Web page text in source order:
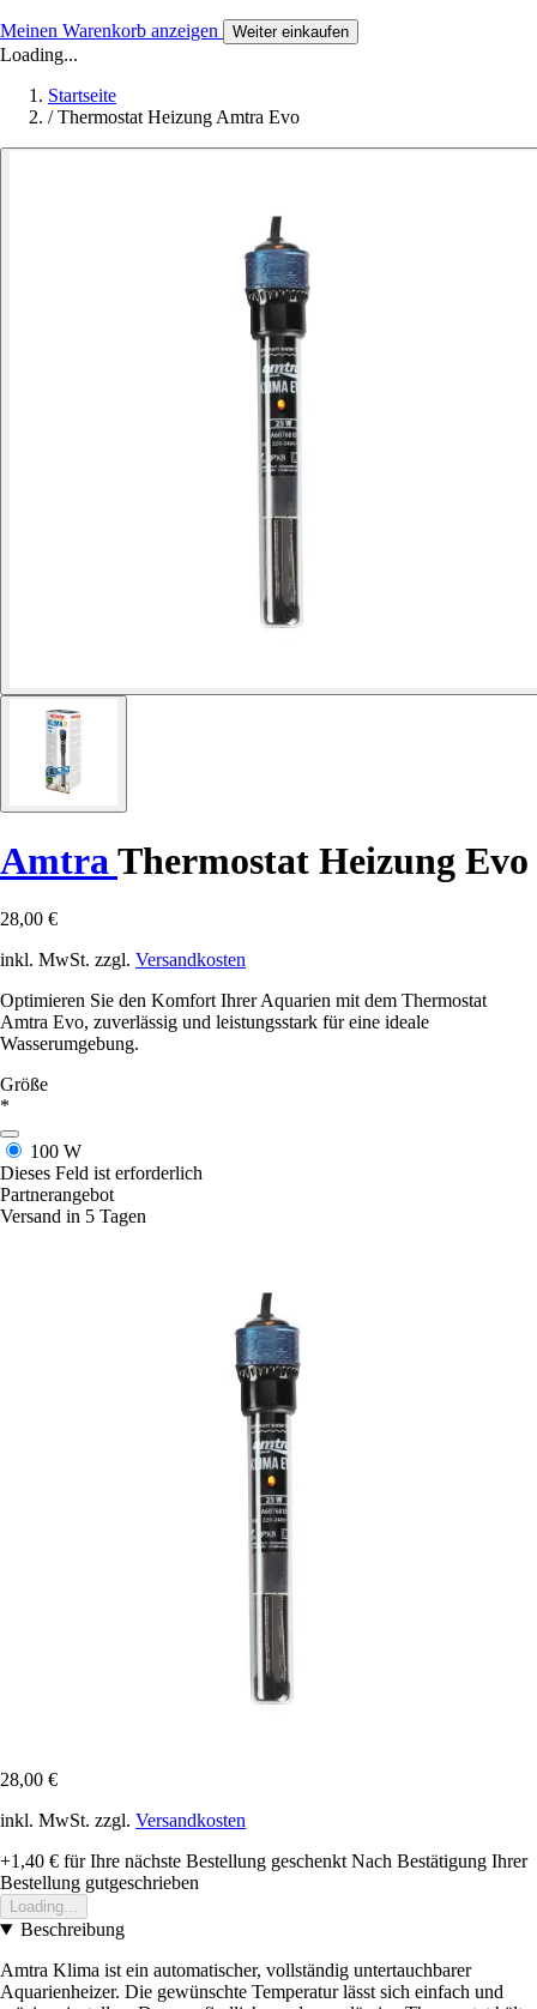
Meinen Warenkorb anzeigen Weiter einkaufen
Loading...
Startseite
/ Thermostat Heizung Amtra Evo
Amtra Thermostat Heizung Evo
28,00 €
inkl. MwSt. zzgl. Versandkosten
Optimieren Sie den Komfort Ihrer Aquarien mit dem Thermostat
Amtra Evo, zuverlässig und leistungsstark für eine ideale
Wasserumgebung.
Größe
*
100 W
Dieses Feld ist erforderlich
Partnerangebot
Versand in 5 Tagen
28,00 €
inkl. MwSt. zzgl. Versandkosten
+1,40 € für Ihre nächste Bestellung geschenkt Nach Bestätigung Ihrer
Bestellung gutgeschrieben
Loading...
Beschreibung
Amtra Klima ist ein automatischer, vollständig untertauchbarer
Aquarienheizer. Die gewünschte Temperatur lässt sich einfach und